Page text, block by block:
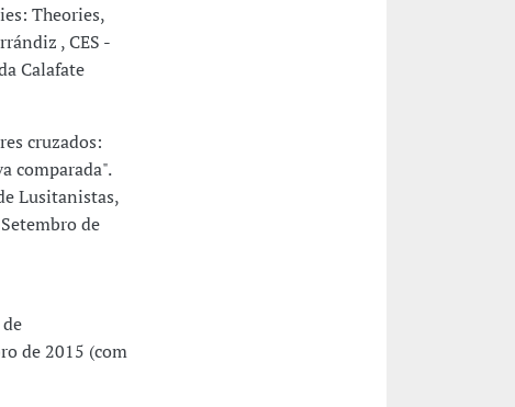
Theories,
, CES -
Calafate
cruzados:
comparada".
Lusitanistas,
de
de 2015 (com